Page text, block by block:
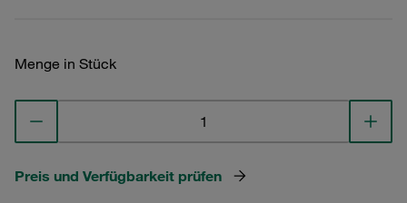
Menge in Stück
Preis und Verfügbarkeit prüfen